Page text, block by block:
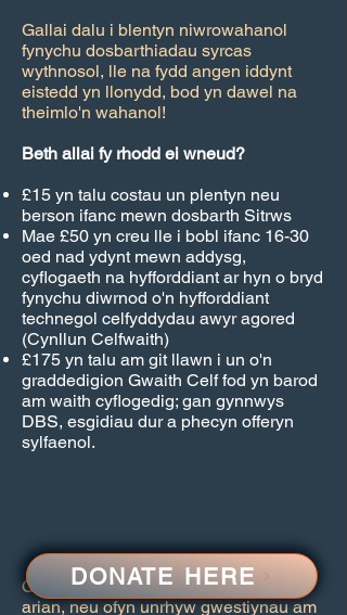
Gallai dalu i blentyn niwrowahanol
fynychu dosbarthiadau syrcas
wythnosol, lle na fydd angen iddynt
eistedd yn llonydd, bod yn dawel na
theimlo'n wahanol!
Beth allai fy rhodd ei wneud?
£15 yn talu costau un plentyn neu
berson ifanc mewn dosbarth Sitrws
Mae £50 yn creu lle i bobl ifanc 16-30
oed nad ydynt mewn addysg,
cyflogaeth na hyfforddiant ar hyn o bryd
fynychu diwrnod o'n hyfforddiant
technegol celfyddydau awyr agored
(Cynllun Celfwaith)
£175 yn talu am git llawn i un o'n
graddedigion Gwaith Celf fod yn barod
am waith cyflogedig; gan gynnwys
DBS, esgidiau dur a phecyn offeryn
sylfaenol.
Os ydych chi eisiau siarad am godi
arian, neu ofyn unrhyw gwestiynau am
DONATE HERE